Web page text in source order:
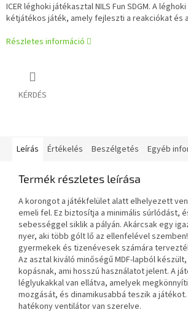
ICER léghoki játékasztal NILS Fun SDGM. A
kétjátékos játék, amely fejleszti a reakciókat és
Részletes információ
KÉRDÉS
Leírás Értékelés Beszélgetés Egyéb
Termék részletes leírása
A korongot a játékfelület alatt elhelyezett
emeli fel. Ez biztosítja a minimális súrlódást,
sebességgel siklik a pályán. Akárcsak egy
nyer, aki több gólt lő az ellenfelével
gyermekek és tizenévesek számára
Az asztal kiváló minőségű MDF-lapból
kopásnak, ami hosszú használatot jelent. A
léglyukakkal van ellátva, amelyek
mozgását, és dinamikusabbá teszik a
hatékony ventilátor van szerelve.